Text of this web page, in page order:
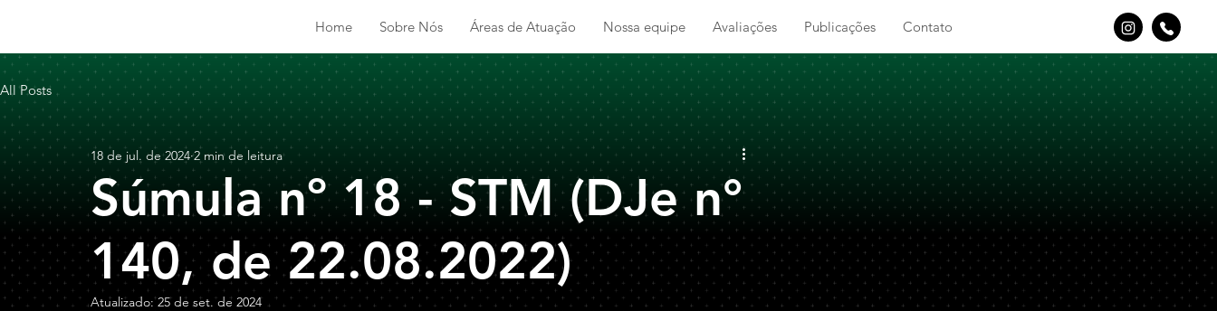
Home Sobre Nós Áreas de Atuação Nossa equipe Avaliações Publicações Contato
All Posts
Súmula nº 18 - STM (DJe n°
140, de 22.08.2022)
18 de jul. de 2024 2 min de leitura
Atualizado:25 de set. de 2024